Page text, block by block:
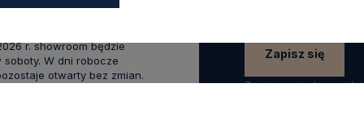
Zapisz się
Zapisując się do
r. showroom będzie
soboty. W dni robocze
otwarty bez zmian.